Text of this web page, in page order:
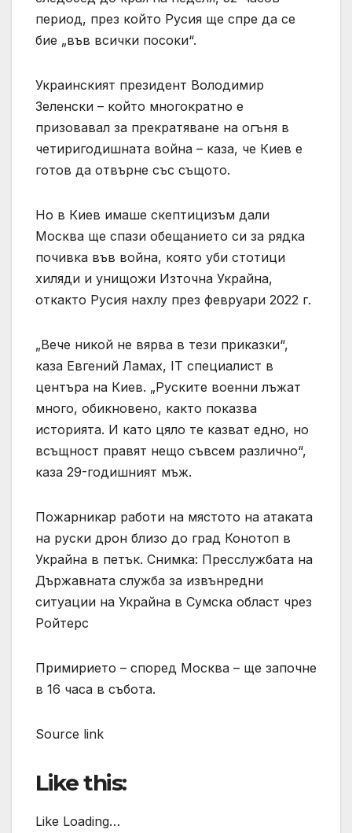
период, през който Русия ще спре да се
бие „във всички посоки“.
Украинският президент Володимир
Зеленски – който многократно е
призовавал за прекратяване на огъня в
четиригодишната война – каза, че Киев е
готов да отвърне със същото.
Но в Киев имаше скептицизъм дали
Москва ще спази обещанието си за рядка
почивка във война, която уби стотици
хиляди и унищожи Източна Украйна,
откакто Русия нахлу през февруари 2022 г.
„Вече никой не вярва в тези приказки“,
каза Евгений Ламах, IT специалист в
центъра на Киев. „Руските военни лъжат
много, обикновено, както показва
историята. И като цяло те казват едно, но
всъщност правят нещо съвсем различно“,
каза 29-годишният мъж.
Пожарникар работи на мястото на атаката
на руски дрон близо до град Конотоп в
Украйна в петък. Снимка: Пресслужбата на
Държавната служба за извънредни
ситуации на Украйна в Сумска област чрез
Ройтерс
Примирието – според Москва – ще започне
в 16 часа в събота.
Source link
Like this:
Like Loading…